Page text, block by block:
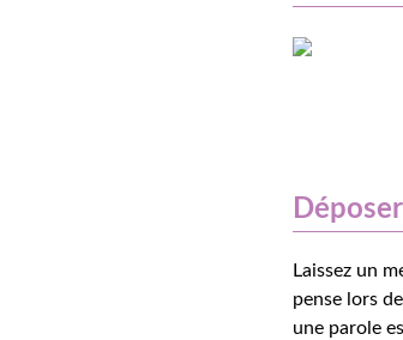
Laissez un
pense lors
une parole